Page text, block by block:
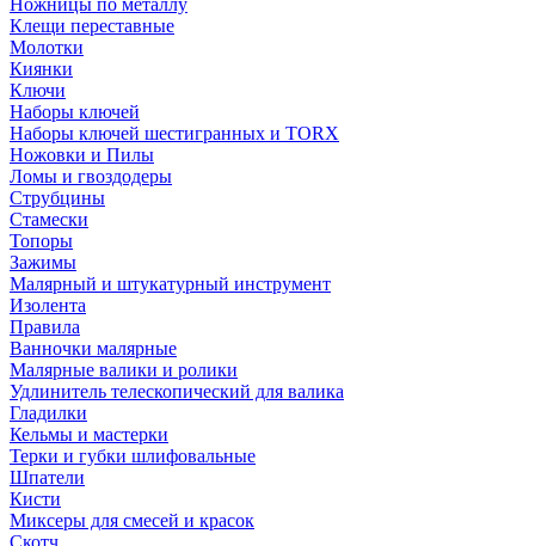
Ножницы по металлу
Клещи переставные
Молотки
Киянки
Ключи
Наборы ключей
Наборы ключей шестигранных и TORX
Ножовки и Пилы
Ломы и гвоздодеры
Струбцины
Стамески
Топоры
Зажимы
Малярный и штукатурный инструмент
Изолента
Правила
Ванночки малярные
Малярные валики и ролики
Удлинитель телескопический для валика
Гладилки
Кельмы и мастерки
Терки и губки шлифовальные
Шпатели
Кисти
Миксеры для смесей и красок
Скотч